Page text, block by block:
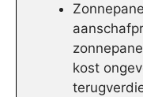
kost